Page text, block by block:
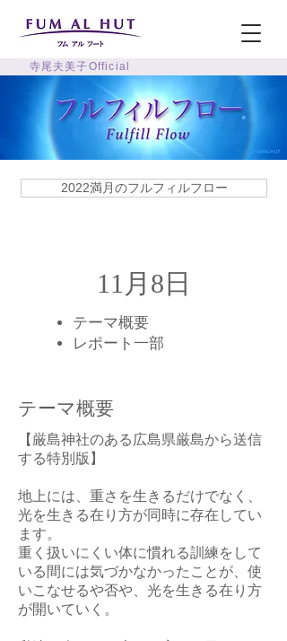
寺尾夫美子Official
2022満月のフルフィルフロー
11月8日
テーマ概要
​レポート一部
テーマ概要
【厳島神社のある広島県厳島から送信
する特別版】
地上には、重さを生きるだけでなく、
光を生きる在り方が同時に存在してい
ます。
重く扱いにくい体に慣れる訓練をして
いる間には気づかなかったことが、使
いこなせるや否や、光を生きる在り方
が開いていく。